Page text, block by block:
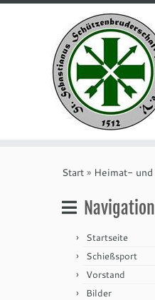
Start » Heimat-
Navigation
Startseite
Schießsport
Vorstand
Bilder